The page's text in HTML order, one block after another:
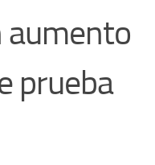
aumento
prueba